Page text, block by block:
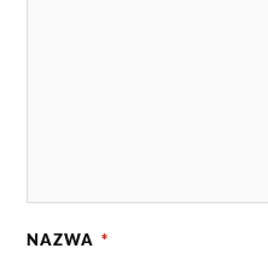
NAZWA *